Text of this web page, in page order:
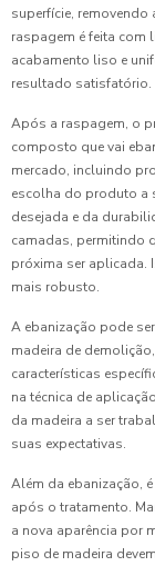
superfície,
raspagem é feita com
acabamento liso e
resultado satisfatório.
Após a raspagem, o
composto que vai
mercado, incluindo
escolha do produto a
desejada e da
camadas, permitindo
próxima ser aplicada.
mais robusto.
A ebanização pode
madeira de
características
na técnica de
da madeira a ser
suas expectativas.
Além da ebanização,
após o tratamento.
a nova aparência por
piso de madeira